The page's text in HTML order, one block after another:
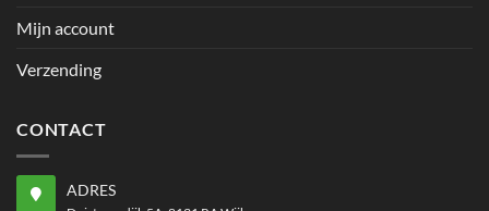
Mijn account
Verzending
CONTACT
ADRES